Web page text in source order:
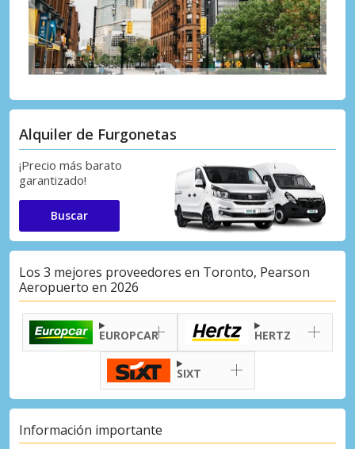
Alquiler de Furgonetas
¡Precio más barato
garantizado!
Buscar
Los 3 mejores proveedores en Toronto, Pearson
Aeropuerto en 2026
EUROPCAR HERTZ
SIXT
Información importante